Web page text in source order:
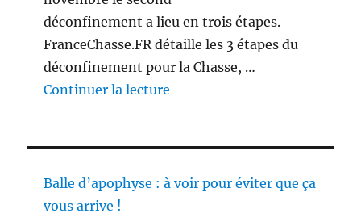
déconfinement a lieu en trois étapes.
FranceChasse.FR détaille les 3 étapes du
déconfinement pour la Chasse, …
Continuer la lecture
Balle d’apophyse : à voir pour éviter que ça
vous arrive !